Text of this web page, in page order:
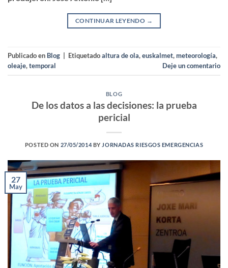
CONTINUAR LEYENDO →
Publicado en Blog Etiquetadoaltura de ola,euskalmet,meteorología,
oleaje,temporal Deje un comentario
BLOG
De los datos a las decisiones: la prueba
pericial
POSTED ON 27/05/2014 BY JORNADAS RIESGOS EMERGENCIAS
27
May